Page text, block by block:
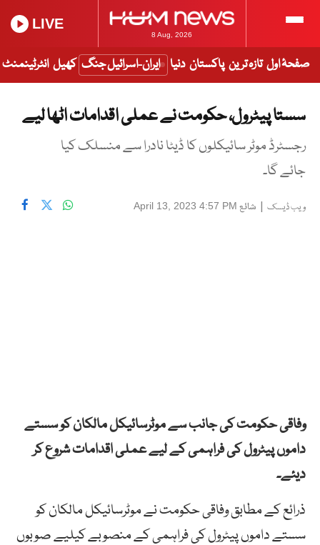
8 Aug, 2026
LIVE
صفحۂ اول تازہ ترین پاکستان دنیا ایران-اسرائیل جنگ کھیل انٹرٹینمنٹ
سستا پیٹرول، حکومت نے عملی اقدامات اٹھا لیے
رجسٹرڈ موٹر سائیکلوں کا ڈیٹا نادرا سے منسلک کیا
جائے گا۔
ویب ڈیسک | شائع April 13, 2023 4:57 PM
وفاقی حکومت کی جانب سے موٹرسائیکل مالکان کو سستے
داموں پیٹرول کی فراہمی کے لیے عملی اقدامات شروع کر
دیئے۔
ذرائع کے مطابق وفاقی حکومت نے موٹرسائیکل مالکان کو
سستے داموں پیٹرول کی فراہمی کے منصوبے کیلیے صوبوں